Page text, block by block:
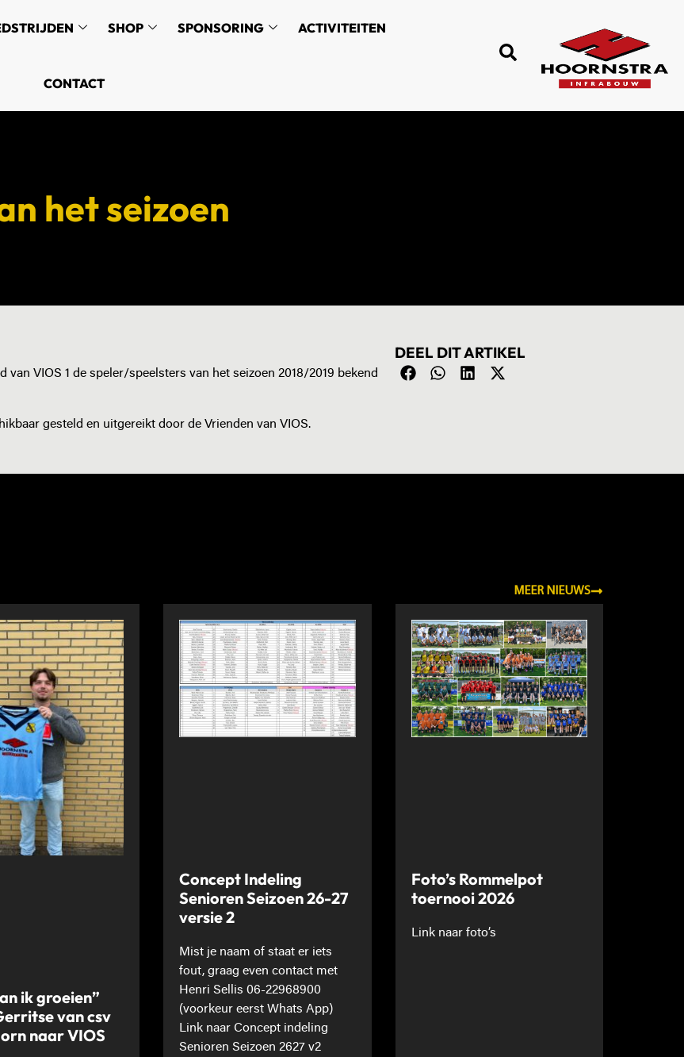
SHOP SPONSORING ACTIVITEITEN
CONTACT
het seizoen
VIOS 1 de speler/speelsters van het seizoen 2018/2019 bekend
gesteld en uitgereikt door de Vrienden van VIOS.
DEEL DIT ARTIKEL
MEER NIEUWS
ik groeien”
van csv
naar VIOS
Concept Indeling
Senioren Seizoen 26-27
versie 2
Mist je naam of staat er iets
fout, graag even contact met
Henri Sellis 06-22968900
(voorkeur eerst Whats App)
Link naar Concept indeling
Senioren Seizoen 2627 v2
Foto’s Rommelpot
toernooi 2026
Link naar foto’s